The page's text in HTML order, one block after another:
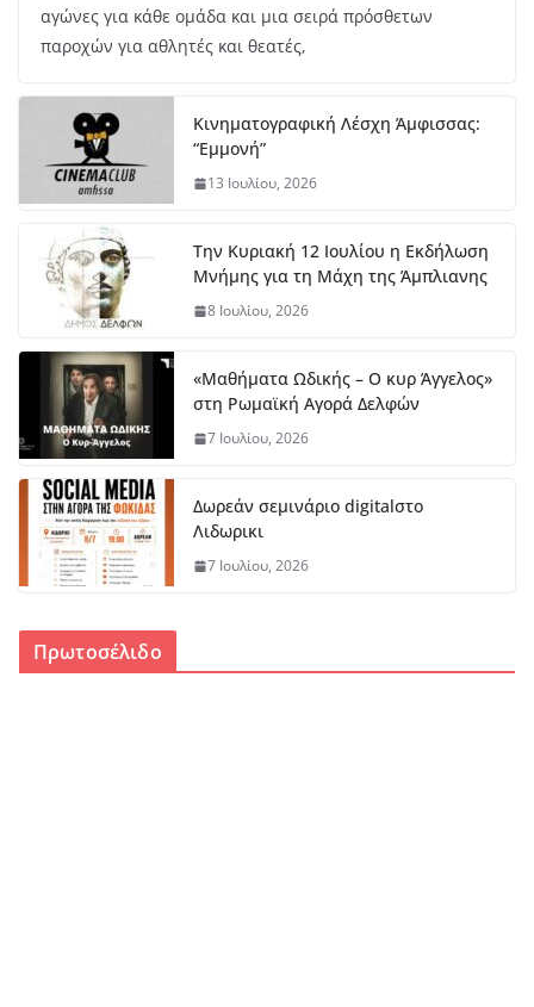
αγώνες για κάθε ομάδα και μια σειρά πρόσθετων
παροχών για αθλητές και θεατές,
Κινηματογραφική Λέσχη Άμφισσας:
“Εμμονή”
13 Ιουλίου, 2026
Την Κυριακή 12 Ιουλίου η Εκδήλωση
Μνήμης για τη Μάχη της Άμπλιανης
8 Ιουλίου, 2026
«Μαθήματα Ωδικής – Ο κυρ Άγγελος»
στη Ρωμαϊκή Αγορά Δελφών
7 Ιουλίου, 2026
Δωρεάν σεμινάριο digitalστο
Λιδωρικι
7 Ιουλίου, 2026
Πρωτοσέλιδο